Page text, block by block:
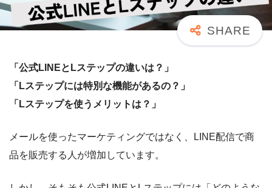
「公式LINEとLステップの違いは？」
「Lステップには特別な機能があるの？」
「Lステップを使うメリットは？」
メールを使ったマーケティングではなく、LINE配信で商
品を販売する人が増加しています。